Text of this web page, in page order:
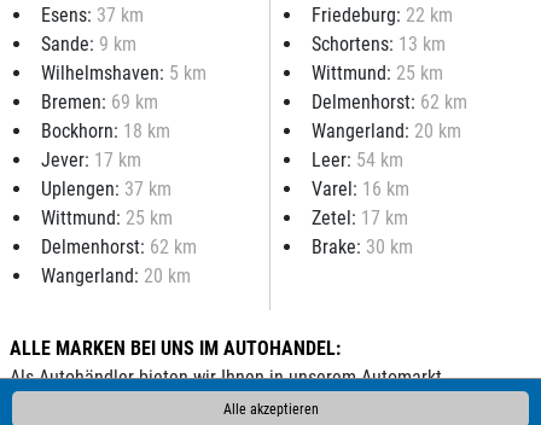
Alle akzeptieren
Esens: 37 km
Sande: 9 km
Wilhelmshaven: 5 km
Bremen: 69 km
Bockhorn: 18 km
Friedeburg: 22 km
Schortens: 13 km
Wittmund: 25 km
Delmenhorst: 62 km
Wangerland: 20 km
Jever: 17 km
Uplengen: 37 km
Wittmund: 25 km
Delmenhorst: 62 km
Wangerland: 20 km
Leer: 54 km
Varel: 16 km
Zetel: 17 km
Brake: 30 km
ALLE MARKEN BEI UNS IM AUTOHANDEL:
Als Autohändler bieten wir Ihnen in unserem Automarkt
Gebrauchtwagen, Jahreswagen und Neuwagen folgender